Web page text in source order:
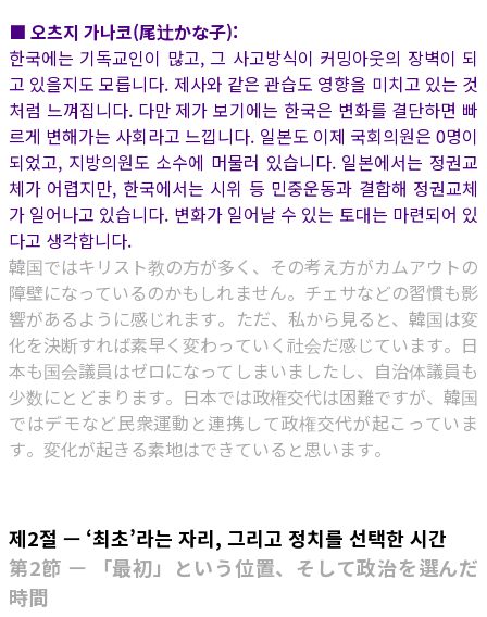
■ 오츠지 가나코(尾辻かな子):
한국에는 기독교인이 많고, 그 사고방식이 커밍아웃의 장벽이 되
고 있을지도 모릅니다. 제사와 같은 관습도 영향을 미치고 있는 것
처럼 느껴집니다. 다만 제가 보기에는 한국은 변화를 결단하면 빠
르게 변해가는 사회라고 느낍니다. 일본도 이제 국회의원은 0명이
되었고, 지방의원도 소수에 머물러 있습니다. 일본에서는 정권교
체가 어렵지만, 한국에서는 시위 등 민중운동과 결합해 정권교체
가 일어나고 있습니다. 변화가 일어날 수 있는 토대는 마련되어 있
다고 생각합니다.
韓国ではキリスト教の方が多く、その考え方がカムアウトの
障壁になっているのかもしれません。チェサなどの習慣も影
響があるように感じれます。ただ、私から見ると、韓国は変
化を決断すれば素早く変わっていく社会だ感じています。日
本も国会議員はゼロになってしまいましたし、自治体議員も
少数にとどまります。日本では政権交代は困難ですが、韓国
ではデモなど民衆運動と連携して政権交代が起こっていま
す。変化が起きる素地はできていると思います。
제2절 — ‘최초’라는 자리, 그리고 정치를 선택한 시간
第2節 — 「最初」という位置、そして政治を選んだ
時間